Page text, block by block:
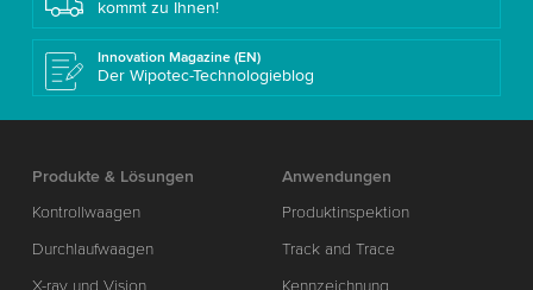
kommt zu Ihnen!
Innovation Magazine (EN)
Der Wipotec-Technologieblog
Produkte & Lösungen
Kontrollwaagen
Durchlaufwaagen
X-ray und Vision
Anwendungen
Produktinspektion
Track and Trace
Kennzeichnung